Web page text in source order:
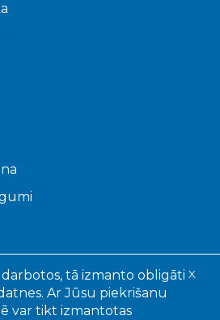
aģentūra "Ogres
iela 43, Ogre, LV – 5001
X
tā izmanto obligāti
Ar Jūsu piekrišanu
var tikt izmantotas